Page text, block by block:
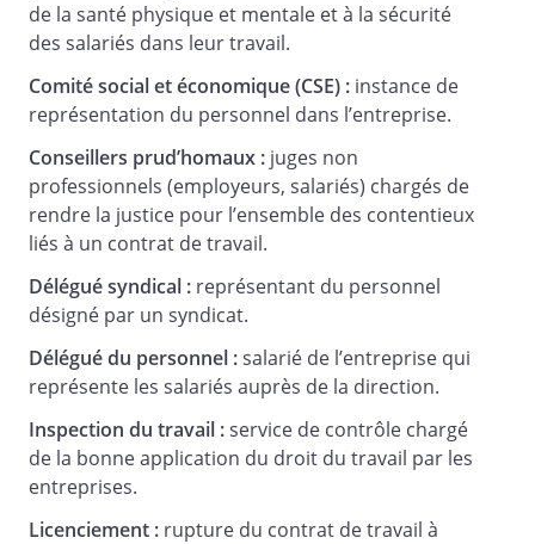
de la santé physique et mentale et à la sécurité
des salariés dans leur travail.
Comité social et économique (CSE) : instance de
représentation du personnel dans l’entreprise.
Conseillers prud’homaux : juges non
professionnels (employeurs, salariés) chargés de
rendre la justice pour l’ensemble des contentieux
liés à un contrat de travail.
Délégué syndical : représentant du personnel
désigné par un syndicat.
Délégué du personnel :salarié de l’entreprise qui
représente les salariés auprès de la direction.
Inspection du travail :service de contrôle chargé
de la bonne application du droit du travail par les
entreprises.
Licenciement : rupture du contrat de travail à